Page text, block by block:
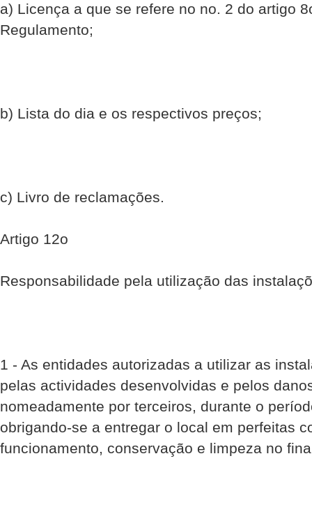
a) Licença a que se refere no no. 2 do artigo
Regulamento;
b) Lista do dia e os respectivos preços;
c) Livro de reclamações.
Artigo 12o
Responsabilidade pela utilização das
1 - As entidades autorizadas a utilizar as
pelas actividades desenvolvidas e pelos
nomeadamente por terceiros, durante o
obrigando-se a entregar o local em perfeitas
funcionamento, conservação e limpeza no